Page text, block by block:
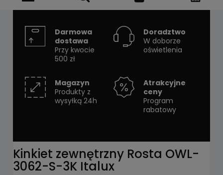
Darmowa
dostawa
Przy kwocie
500 zł
Doradztwo
W doborze
oświetlenia
Magazyn
Produkty z
wysyłką 24h
Atrakcyjne
ceny
Program
rabatowy
Kinkiet zewnętrzny Rosta OWL-
3062-S-3K Italux